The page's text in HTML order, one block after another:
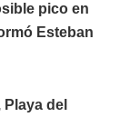
pico en
Esteban
del